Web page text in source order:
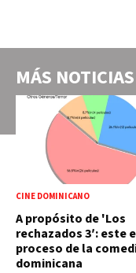
MÁS
CINE DOMINICANO
A propósito de 'Los
rechazados 3′: este
proceso de la
dominicana